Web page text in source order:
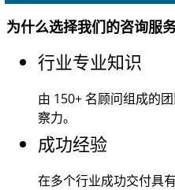
为什么选择我们的咨询服务
行业专业知识
由 150+ 名顾问组成的
察力。
成功经验
在多个行业成功交付具